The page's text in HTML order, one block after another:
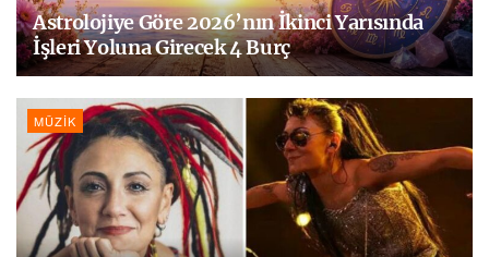
Astrolojiye Göre 2026’nın İkinci Yarısında
İşleri Yoluna Girecek 4 Burç
MÜZIK